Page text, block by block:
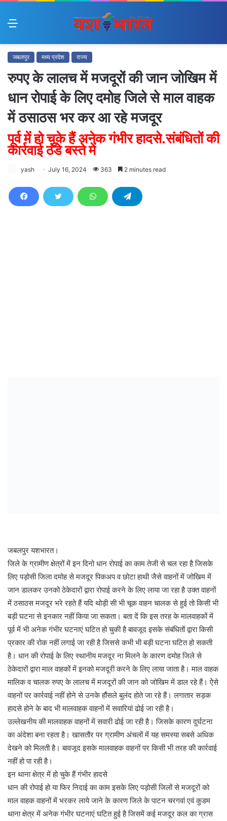
Menu
जबलपुर मध्य प्रदेश राज्य
रुपए के लालच में मजदूरों की जान जोखिम में
धान रोपाई के लिए दमोह जिले से माल वाहक
में ठसाठस भर कर आ रहे मजदूर
पूर्व में हो चुके हैं अनेक गंभीर हादसे.संबंधितों की
कार्रवाई ठंडे बस्ते में
yash July 16, 2024 363 2 minutes read
जबलपुर यशभारत।
जिले के ग्रामीण क्षेत्रों में इन दिनो धान रोपाई का काम तेजी से चल रहा है जिसके
लिए पड़ोसी जिला दमोह से मजदूर पिकअप व छोटा हाथी जैसे वाहनों में जोखिम में
जान डालकर उनको ठेकेदारों द्वारा रोपाई करने के लिए लाया जा रहा है उक्त वाहनों
में ठसाठस मजदूर भरे रहते हैं यदि थोड़ी सी भी चूक वाहन चालक से हुई तो किसी भी
बड़ी घटना से इनकार नहीं किया जा सकता। बता दें कि इस तरह के मालवाहकों में
पूर्व में भी अनेक गंभीर घटनाएं घटित हो चुकी है बावजूद इसके संबंधितों द्वारा किसी
प्रकार की रोक नहीं लगाई जा रही है जिससे कभी भी बड़ी घटना घटित हो सकती
है। धान की रोपाई के लिए स्थानीय मजदूर ना मिलने के कारण दमोह जिले से
ठेकेदारों द्वारा माल वाहकों में इनको मजदूरी करने के लिए लाया जाता है। माल वाहक
मालिक व चालक रुपए के लालच में मजदूरों की जान को जोखिम में डाल रहे हैं। ऐेसे
वाहनों पर कार्रवाई नहीं होने से उनके हौंसले बुलंद होते जा रहे हैं। लगातार सड़क
हादसे होने के बाद भी मालवाहक वाहनों में सवारियां ढोई जा रही है।
उल्लेखनीय की मालवाहक वाहनों में सवारी ढोई जा रही है। जिसके कारण दुर्घटना
का अंदेशा बना रहता है। खासतौर पर ग्रामीण अंचलों में यह समस्या सबसे अधिक
देखने को मिलती है। बावजूद इसके मालवाहक वाहनों पर किसी भी तरह की कार्रवाई
नहीं हो पा रही है।
इन थाना क्षेत्र में हो चुके हैं गंभीर हादसे
धान की रोपाई हो या फिर निदाई का काम इसके लिए पड़ोसी जिलों से मजदूरों को
माल वाहक वाहनों में भरकर लाये जाने के कारण जिले के पाटन चरगवां एवं कुडम
थाना क्षेत्र में अनेक गंभीर घटनाएं घटित हुई है जिसमें कई मजदूर कल का ग्रास